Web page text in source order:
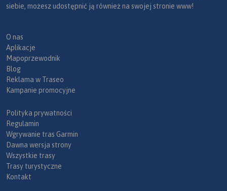
siebie, możesz udostępnić ją również na swojej stronie www!
O nas
Aplikacje
Mapoprzewodnik
Blog
Reklama w Traseo
Kampanie promocyjne
Polityka prywatności
Regulamin
Wgrywanie tras Garmin
Dawna wersja strony
Wszystkie trasy
Trasy turystyczne
Kontakt